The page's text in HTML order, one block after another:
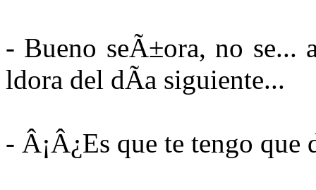
- Bueno seÃ±ora, no se...
ldora del dÃ­a siguiente...
- Â¡Â¿Es que te tengo